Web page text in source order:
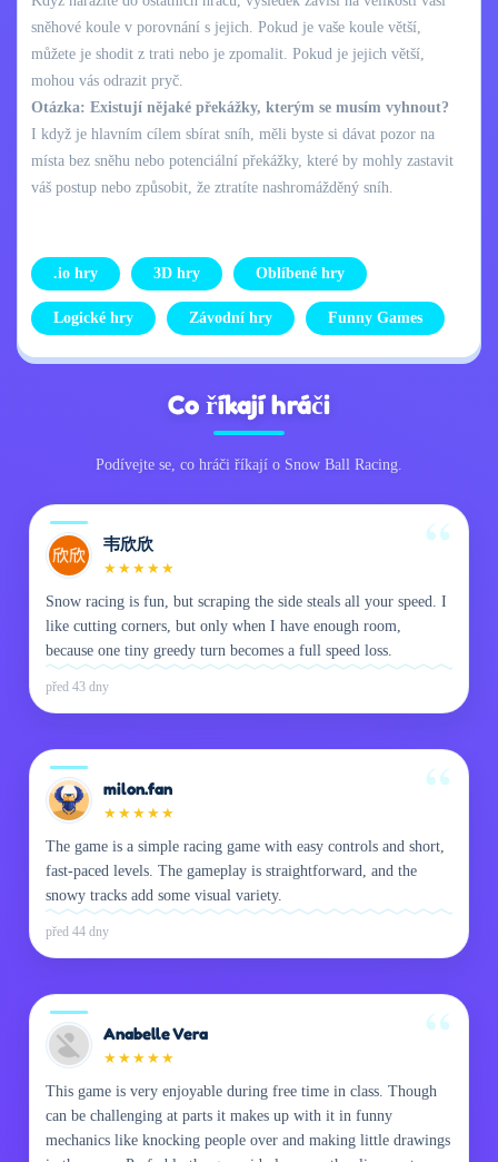
sněhové koule v porovnání s jejich. Pokud je vaše koule větší,
můžete je shodit z trati nebo je zpomalit. Pokud je jejich větší,
mohou vás odrazit pryč.
Otázka: Existují nějaké překážky, kterým se musím vyhnout?
I když je hlavním cílem sbírat sníh, měli byste si dávat pozor na
místa bez sněhu nebo potenciální překážky, které by mohly zastavit
váš postup nebo způsobit, že ztratíte nashromážděný sníh.
.io hry 3D hry Oblíbené hry
Logické hry Závodní hry Funny Games
Co říkají hráči
Podívejte se, co hráči říkají o Snow Ball Racing.
韦欣欣
★ ★ ★ ★ ★
Snow racing is fun, but scraping the side steals all your speed. I
like cutting corners, but only when I have enough room,
because one tiny greedy turn becomes a full speed loss.
před 43 dny
milon.fan
★ ★ ★ ★ ★
The game is a simple racing game with easy controls and short,
fast-paced levels. The gameplay is straightforward, and the
snowy tracks add some visual variety.
před 44 dny
Anabelle Vera
★ ★ ★ ★ ★
This game is very enjoyable during free time in class. Though
can be challenging at parts it makes up with it in funny
mechanics like knocking people over and making little drawings